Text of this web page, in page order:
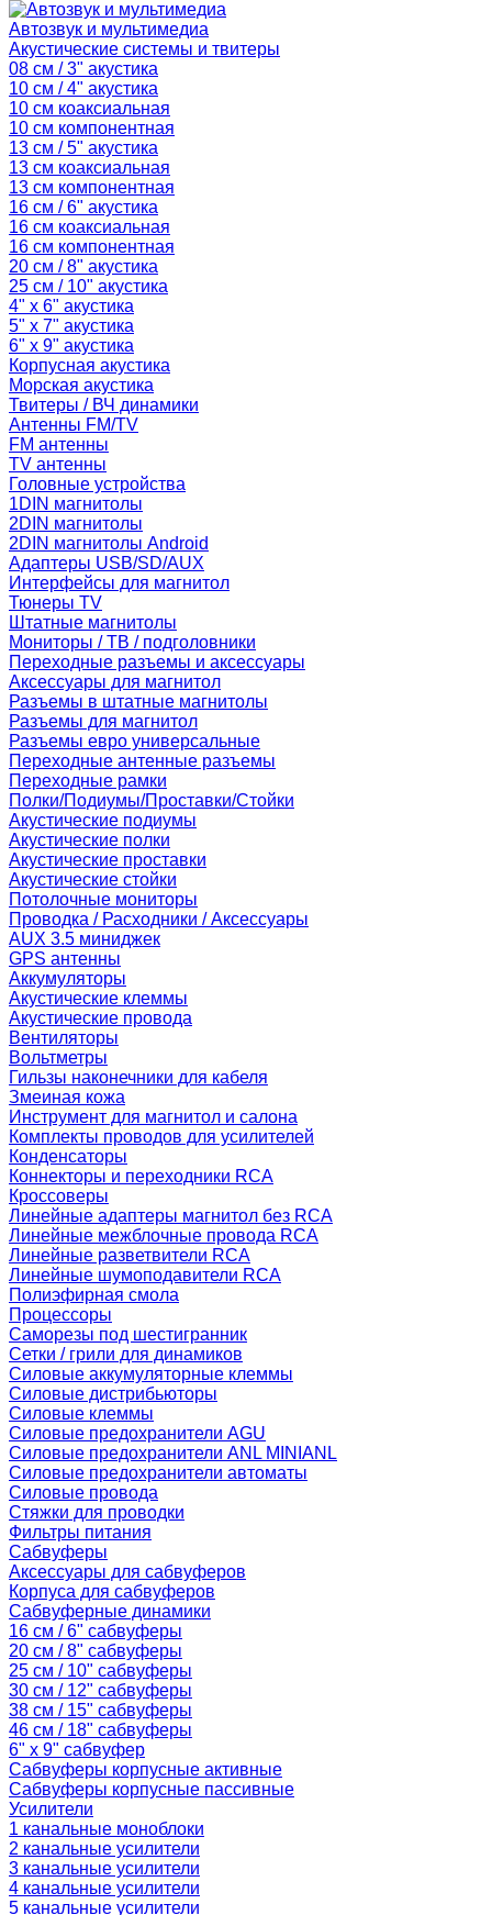
Автозвук и мультимедиа
Акустические системы и твитеры
08 см / 3" акустика
10 см / 4" акустика
10 см коаксиальная
10 см компонентная
13 см / 5" акустика
13 см коаксиальная
13 см компонентная
16 см / 6" акустика
16 см коаксиальная
16 см компонентная
20 см / 8" акустика
25 см / 10" акустика
4" x 6" акустика
5" x 7" акустика
6" x 9" акустика
Корпусная акустика
Морская акустика
Твитеры / ВЧ динамики
Антенны FM/TV
FM антенны
TV антенны
Головные устройства
1DIN магнитолы
2DIN магнитолы
2DIN магнитолы Android
Адаптеры USB/SD/AUX
Интерфейсы для магнитол
Тюнеры TV
Штатные магнитолы
Мониторы / ТВ / подголовники
Переходные разъемы и аксессуары
Аксессуары для магнитол
Разъемы в штатные магнитолы
Разъемы для магнитол
Разъемы евро универсальные
Переходные антенные разъемы
Переходные рамки
Полки/Подиумы/Проставки/Стойки
Акустические подиумы
Акустические полки
Акустические проставки
Акустические стойки
Потолочные мониторы
Проводка / Расходники / Аксессуары
AUX 3.5 миниджек
GPS антенны
Аккумуляторы
Акустические клеммы
Акустические провода
Вентиляторы
Вольтметры
Гильзы наконечники для кабеля
Змеиная кожа
Инструмент для магнитол и салона
Комплекты проводов для усилителей
Конденсаторы
Коннекторы и переходники RCA
Кроссоверы
Линейные адаптеры магнитол без RCA
Линейные межблочные провода RCA
Линейные разветвители RCA
Линейные шумоподавители RCA
Полиэфирная смола
Процессоры
Саморезы под шестигранник
Сетки / грили для динамиков
Силовые аккумуляторные клеммы
Силовые дистрибьюторы
Силовые клеммы
Силовые предохранители AGU
Силовые предохранители ANL MINIANL
Силовые предохранители автоматы
Силовые провода
Стяжки для проводки
Фильтры питания
Сабвуферы
Аксессуары для сабвуферов
Корпуса для сабвуферов
Сабвуферные динамики
16 см / 6" сабвуферы
20 см / 8" сабвуферы
25 см / 10" сабвуферы
30 см / 12" сабвуферы
38 см / 15" сабвуферы
46 см / 18" сабвуферы
6" x 9" сабвуфер
Сабвуферы корпусные активные
Сабвуферы корпусные пассивные
Усилители
1 канальные моноблоки
2 канальные усилители
3 канальные усилители
4 канальные усилители
5 канальные усилители